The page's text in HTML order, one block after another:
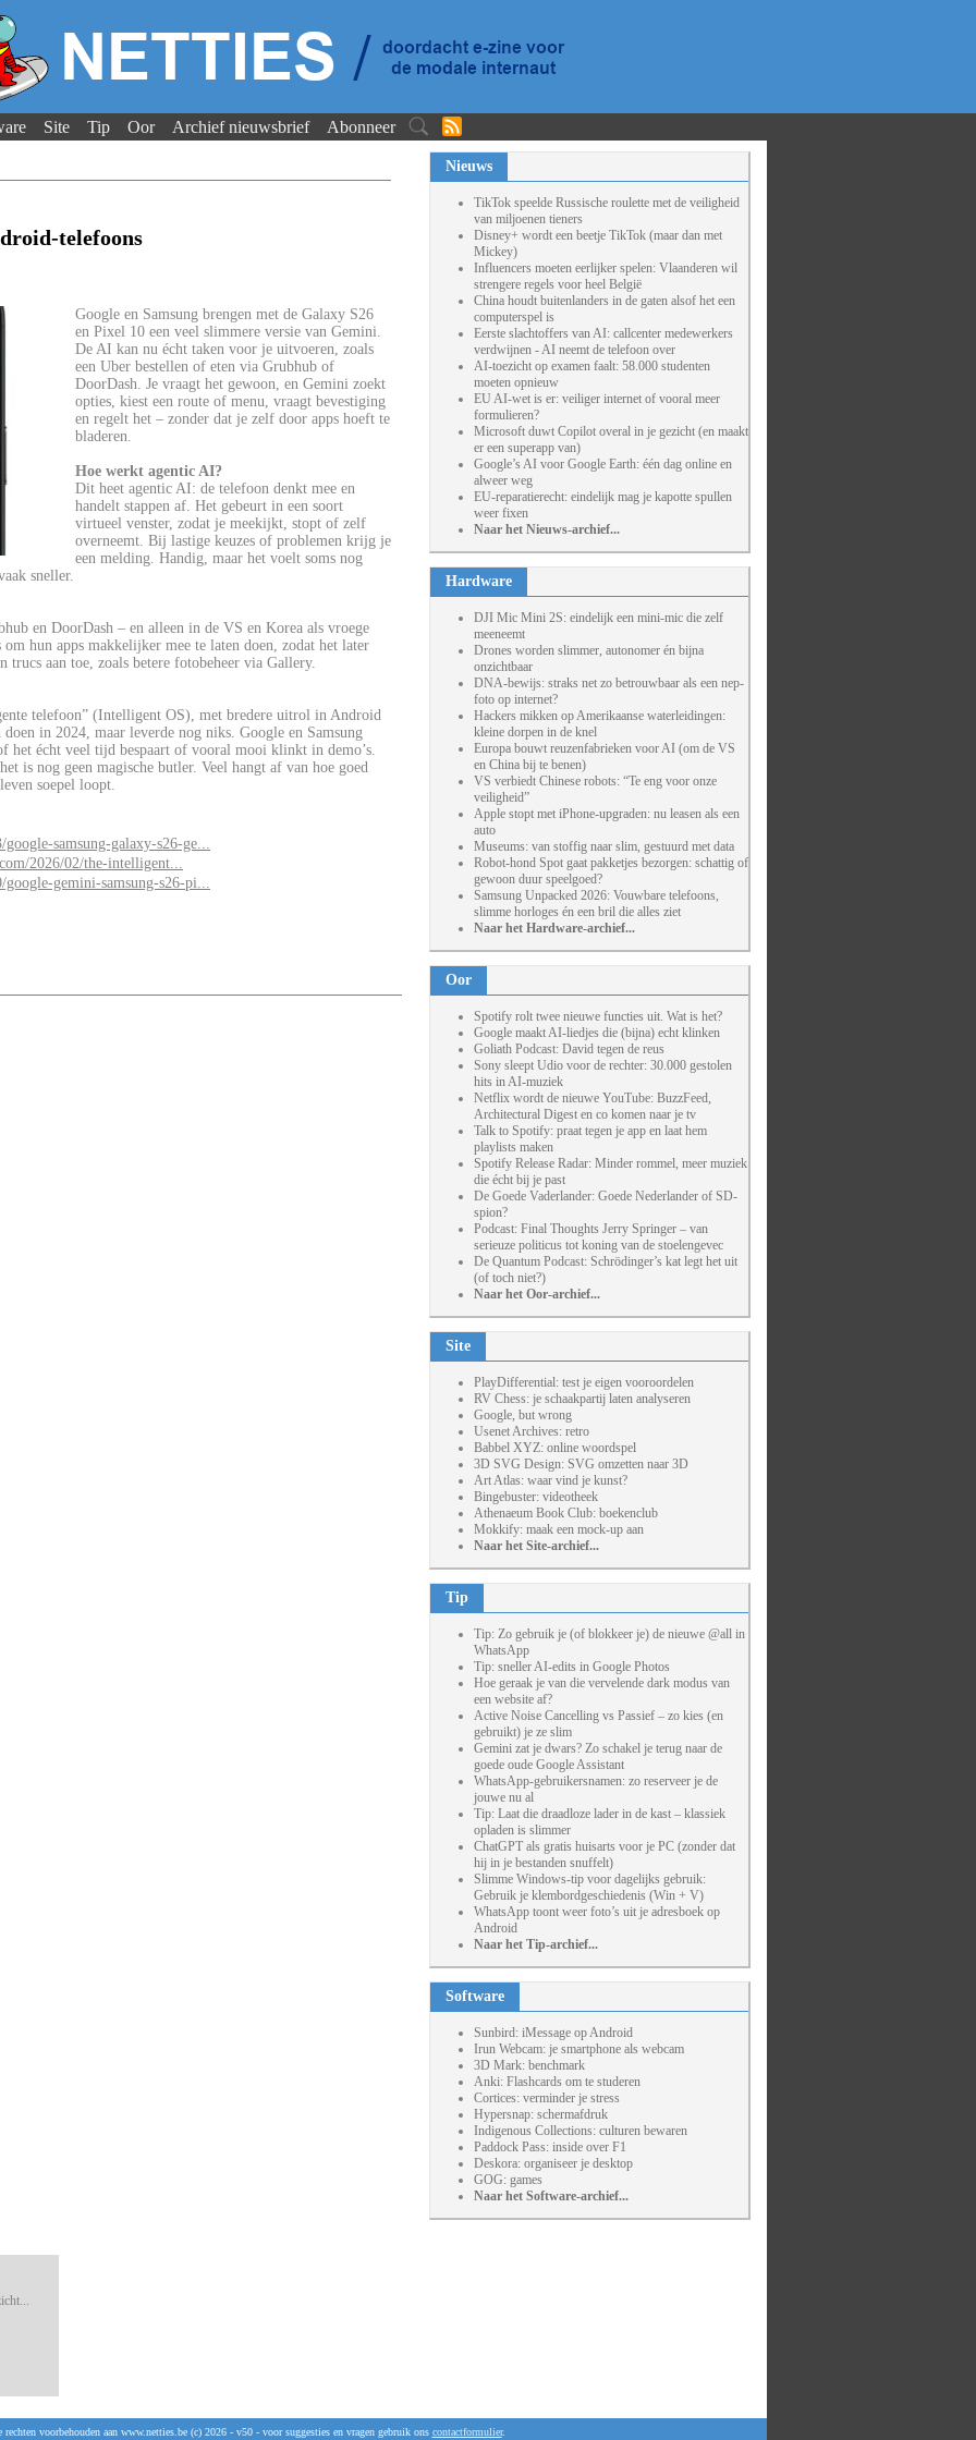
Site Tip Oor Archief nieuwsbrief Abonneer
telefoons
Google en Samsung brengen met de Galaxy S26
en Pixel 10 een veel slimmere versie van Gemini.
De AI kan nu écht taken voor je uitvoeren, zoals
een Uber bestellen of eten via Grubhub of
DoorDash. Je vraagt het gewoon, en Gemini zoekt
opties, kiest een route of menu, vraagt bevestiging
en regelt het – zonder dat je zelf door apps hoeft te
bladeren.
Hoe werkt agentic AI?
Dit heet agentic AI: de telefoon denkt mee en
handelt stappen af. Het gebeurt in een soort
virtueel venster, zodat je meekijkt, stopt of zelf
overneemt. Bij lastige keuzes of problemen krijg je
een melding. Handig, maar het voelt soms nog
sneller.
en DoorDash – en alleen in de VS en Korea als vroege
hun apps makkelijker mee te laten doen, zodat het later
trucs aan toe, zoals betere fotobeheer via Gallery.
telefoon” (Intelligent OS), met bredere uitrol in Android
in 2024, maar leverde nog niks. Google en Samsung
écht veel tijd bespaart of vooral mooi klinkt in demo’s.
is nog geen magische butler. Veel hangt af van hoe goed
soepel loopt.
samsung-galaxy-s26-ge...
2026/02/the-intelligent...
gemini-samsung-s26-pi...
Nieuws
TikTok speelde Russische roulette met de veiligheid
van miljoenen tieners
Disney+ wordt een beetje TikTok (maar dan met
Mickey)
Influencers moeten eerlijker spelen: Vlaanderen wil
strengere regels voor heel België
China houdt buitenlanders in de gaten alsof het een
computerspel is
Eerste slachtoffers van AI: callcenter medewerkers
verdwijnen - AI neemt de telefoon over
AI-toezicht op examen faalt: 58.000 studenten
moeten opnieuw
EU AI-wet is er: veiliger internet of vooral meer
formulieren?
Microsoft duwt Copilot overal in je gezicht (en maakt
er een superapp van)
Google’s AI voor Google Earth: één dag online en
alweer weg
EU-reparatierecht: eindelijk mag je kapotte spullen
weer fixen
Naar het Nieuws-archief...
Hardware
DJI Mic Mini 2S: eindelijk een mini-mic die zelf
meeneemt
Drones worden slimmer, autonomer én bijna
onzichtbaar
DNA-bewijs: straks net zo betrouwbaar als een nep-
foto op internet?
Hackers mikken op Amerikaanse waterleidingen:
kleine dorpen in de knel
Europa bouwt reuzenfabrieken voor AI (om de VS
en China bij te benen)
VS verbiedt Chinese robots: “Te eng voor onze
veiligheid”
Apple stopt met iPhone-upgraden: nu leasen als een
auto
Museums: van stoffig naar slim, gestuurd met data
Robot-hond Spot gaat pakketjes bezorgen: schattig of
gewoon duur speelgoed?
Samsung Unpacked 2026: Vouwbare telefoons,
slimme horloges én een bril die alles ziet
Naar het Hardware-archief...
Oor
Spotify rolt twee nieuwe functies uit. Wat is het?
Google maakt AI-liedjes die (bijna) echt klinken
Goliath Podcast: David tegen de reus
Sony sleept Udio voor de rechter: 30.000 gestolen
hits in AI-muziek
Netflix wordt de nieuwe YouTube: BuzzFeed,
Architectural Digest en co komen naar je tv
Talk to Spotify: praat tegen je app en laat hem
playlists maken
Spotify Release Radar: Minder rommel, meer muziek
die écht bij je past
De Goede Vaderlander: Goede Nederlander of SD-
spion?
Podcast: Final Thoughts Jerry Springer – van
serieuze politicus tot koning van de stoelengevec
De Quantum Podcast: Schrödinger’s kat legt het uit
(of toch niet?)
Naar het Oor-archief...
Site
PlayDifferential: test je eigen vooroordelen
RV Chess: je schaakpartij laten analyseren
Google, but wrong
Usenet Archives: retro
Babbel XYZ: online woordspel
3D SVG Design: SVG omzetten naar 3D
Art Atlas: waar vind je kunst?
Bingebuster: videotheek
Athenaeum Book Club: boekenclub
Mokkify: maak een mock-up aan
Naar het Site-archief...
Tip
Tip: Zo gebruik je (of blokkeer je) de nieuwe @all in
WhatsApp
Tip: sneller AI-edits in Google Photos
Hoe geraak je van die vervelende dark modus van
een website af?
Active Noise Cancelling vs Passief – zo kies (en
gebruikt) je ze slim
Gemini zat je dwars? Zo schakel je terug naar de
goede oude Google Assistant
WhatsApp-gebruikersnamen: zo reserveer je de
jouwe nu al
Tip: Laat die draadloze lader in de kast – klassiek
opladen is slimmer
ChatGPT als gratis huisarts voor je PC (zonder dat
hij in je bestanden snuffelt)
Slimme Windows-tip voor dagelijks gebruik:
Gebruik je klembordgeschiedenis (Win + V)
WhatsApp toont weer foto’s uit je adresboek op
Android
Naar het Tip-archief...
Software
Sunbird: iMessage op Android
Irun Webcam: je smartphone als webcam
3D Mark: benchmark
Anki: Flashcards om te studeren
Cortices: verminder je stress
Hypersnap: schermafdruk
Indigenous Collections: culturen bewaren
Paddock Pass: inside over F1
Deskora: organiseer je desktop
GOG: games
Naar het Software-archief...
rechten voorbehouden aan www.netties.be (c) 2026 - v50 - voor suggesties en vragen gebruik ons contactformulier.